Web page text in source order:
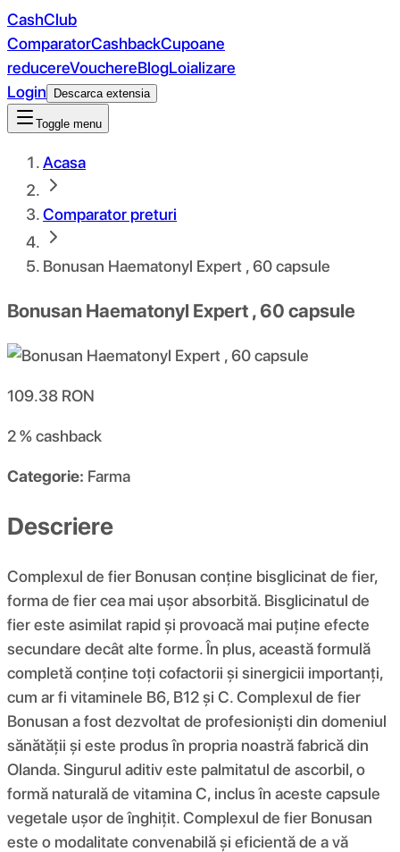
CashClub
ComparatorCashbackCupoane
reducereVouchereBlogLoializare
Login
Descarca extensia
Toggle menu
Acasa
Comparator preturi
Bonusan Haematonyl Expert , 60 capsule
Bonusan Haematonyl Expert , 60 capsule
109.38 RON
2 %cashback
Categorie: Farma
Descriere
Complexul de fier Bonusan conține bisglicinat de fier,
forma de fier cea mai ușor absorbită. Bisglicinatul de
fier este asimilat rapid și provoacă mai puține efecte
secundare decât alte forme. În plus, această formulă
completă conține toți cofactorii și sinergicii importanți,
cum ar fi vitaminele B6, B12 și C. Complexul de fier
Bonusan a fost dezvoltat de profesioniști din domeniul
sănătății și este produs în propria noastră fabrică din
Olanda. Singurul aditiv este palmitatul de ascorbil, o
formă naturală de vitamina C, inclus în aceste capsule
vegetale ușor de înghițit. Complexul de fier Bonusan
este o modalitate convenabilă și eficientă de a vă